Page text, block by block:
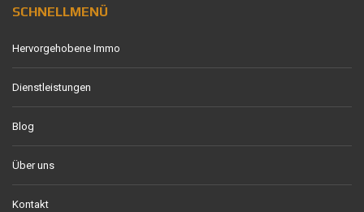
SCHNELLMENÜ
Hervorgehobene Immo
Dienstleistungen
Blog
Über uns
Kontakt